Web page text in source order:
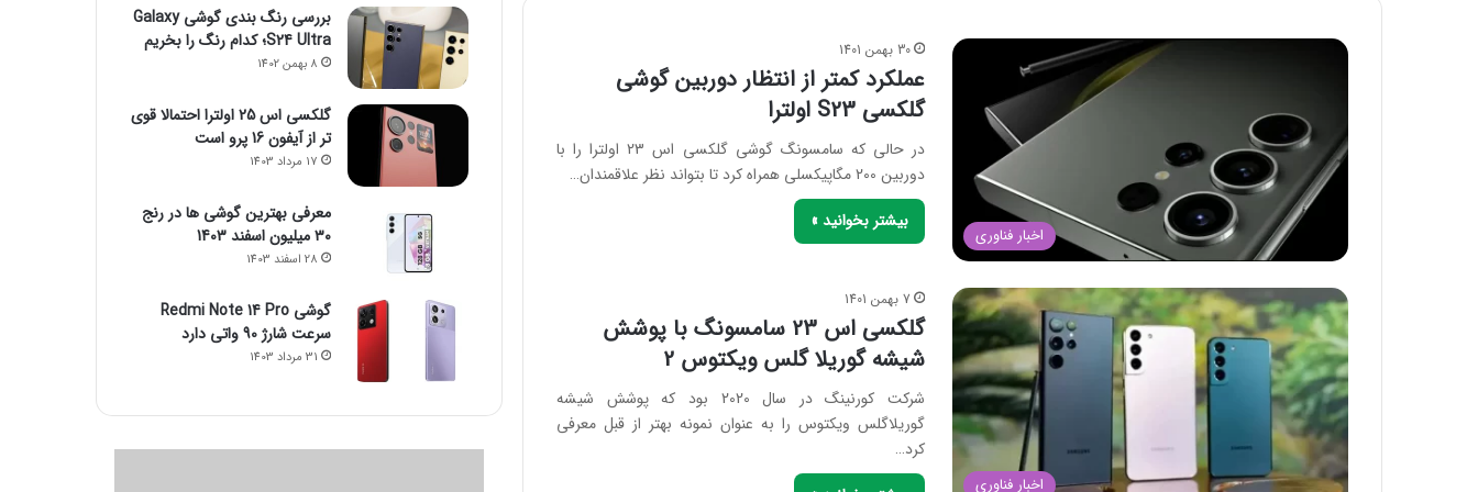
اخبار فناوری
30 بهمن 1401
عملکرد کمتر از انتظار دوربین گوشی
گلکسی S23 اولترا
در حالی که سامسونگ گوشی گلکسی اس 23 اولترا را با
دوربین 200 مگاپیکسلی همراه کرد تا بتواند نظر علاقمندان…
بیشتر بخوانید »
اخبار فناوری
7 بهمن 1401
گلکسی اس 23 سامسونگ با پوشش
شیشه گوریلا گلس ویکتوس 2
شرکت کورنینگ در سال 2020 بود که پوشش شیشه
گوریلاگلس ویکتوس را به عنوان نمونه بهتر از قبل معرفی
کرد…
بررسی رنگ بندی گوشی Galaxy
S24 Ultra؛ کدام رنگ را بخریم
8 بهمن 1402
گلکسی اس 25 اولترا احتمالا قوی
تر از آیفون 16 پرو است
17 مرداد 1403
معرفی بهترین گوشی ها در رنج
۳۰ میلیون اسفند 1403
28 اسفند 1403
گوشی Redmi Note 14 Pro
سرعت شارژ 90 واتی دارد
31 مرداد 1403